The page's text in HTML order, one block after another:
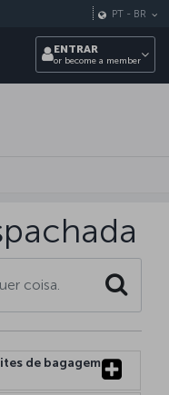
PT - BR
ENTRAR
or become a member
Search
de bagagem